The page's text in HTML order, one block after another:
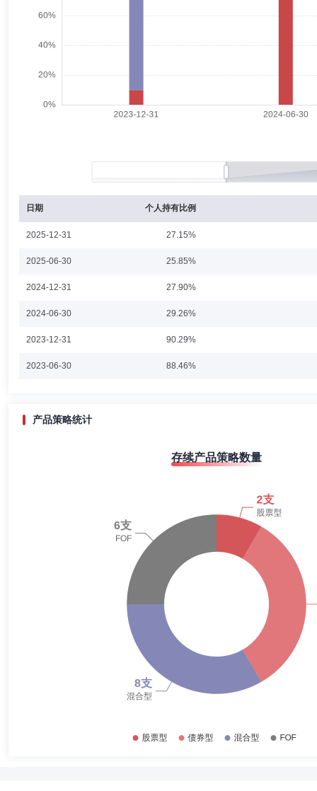
周文群 投资决策委员会成员 学历：硕士 任职日期：
周文群女士：香港城市大学金融硕士学位，特许金融分析师资格。
成皓先生：上海交通大学工学硕士学位。曾任富达利泰投资管理(上海)
债0-5年政策性金融债指数证券投资基金基金经理、2026年1月15日起
肖颖
定收益研究副总监、基金经理助理。
日期 个人持有比例
2025-12-31 27.15%
2025-06-30 25.85%
2024-12-31 27.90%
2024-06-30 29.26%
2023-12-31 90.29%
2023-06-30 88.46%
产品策略统计
存续产品策略数量